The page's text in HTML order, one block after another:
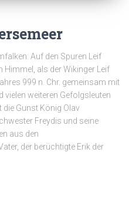
Auf den Spuren Leif
als der Wikinger Leif
999 n. Chr. gemeinsam mit
vielen weiteren Gefolgsleuten
Gunst König Olav
Freydis und seine
aus den
der berüchtigte Erik der